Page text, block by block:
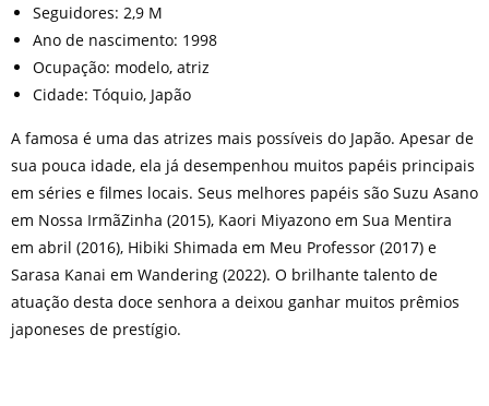
Seguidores: 2,9 M
Ano de nascimento: 1998
Ocupação: modelo, atriz
Cidade: Tóquio, Japão
A famosa é uma das atrizes mais possíveis do Japão. Apesar de
sua pouca idade, ela já desempenhou muitos papéis principais
em séries e filmes locais. Seus melhores papéis são Suzu Asano
em Nossa IrmãZinha (2015), Kaori Miyazono em Sua Mentira
em abril (2016), Hibiki Shimada em Meu Professor (2017) e
Sarasa Kanai em Wandering (2022). O brilhante talento de
atuação desta doce senhora a deixou ganhar muitos prêmios
japoneses de prestígio.